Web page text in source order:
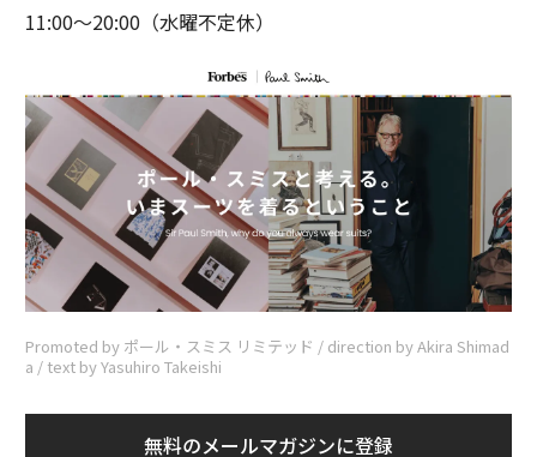
11:00〜20:00（水曜不定休）
Promoted by ポール・スミス リミテッド / direction by Akira Shimad
a / text by Yasuhiro Takeishi
無料のメールマガジンに登録